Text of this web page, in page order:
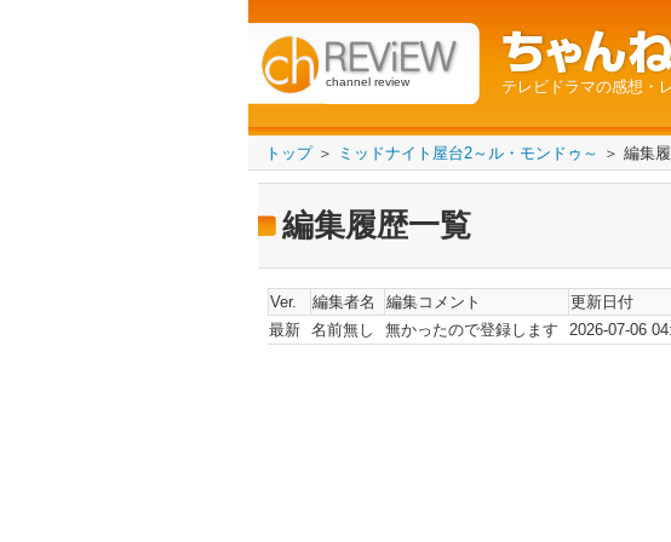
channel review テレビドラマの感想・
トップ＞ ミッドナイト屋台2～ル・モンドゥ～ ＞ 編集
編集履歴一覧
Ver. 編集者名 編集コメント
更新日付
最新 名前無し 無かったので登録します 2026-07-06